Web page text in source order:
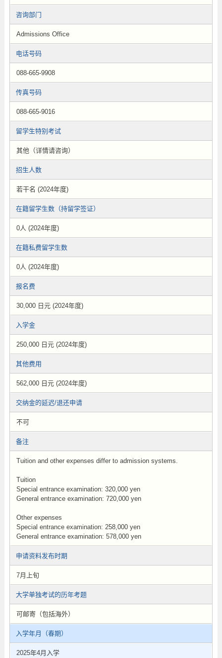
咨询部门
Admissions Office
电话号码
088-665-9908
传真号码
088-665-9016
留学生特别考试
其他（详情请咨询）
招生人数
若干名 (2024年度)
在籍留学生数（持留学签证）
0人 (2024年度)
在籍私费留学生数
0人 (2024年度)
报名费
30,000 日元 (2024年度)
入学金
250,000 日元 (2024年度)
其他费用
562,000 日元 (2024年度)
交纳金的延迟/退还申请
不可
备注
Tuition and other expenses differ to admission systems.
Tuition
Special entrance examination: 320,000 yen
General entrance examination: 720,000 yen
Other expenses
Special entrance examination: 258,000 yen
General entrance examination: 578,000 yen
申请资料发布时期
7月上旬
大学单独考试的历年考题
可邮寄（包括海外）
入学年月（春期）
2025年4月入学